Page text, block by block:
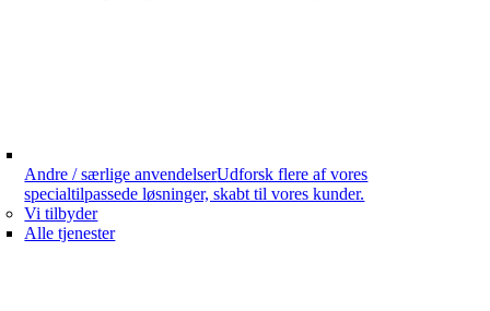
Andre / særlige anvendelserUdforsk flere af vores
specialtilpassede løsninger, skabt til vores kunder.
Vi tilbyder
Alle tjenester